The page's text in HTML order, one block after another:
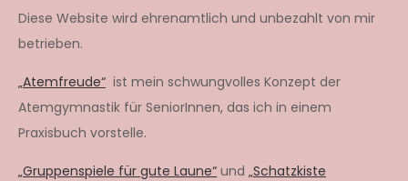
Diese Website wird ehrenamtlich und unbezahlt von mir
betrieben.
„Atemfreude“ ist mein schwungvolles Konzept der
Atemgymnastik für SeniorInnen, das ich in einem
Praxisbuch vorstelle.
„Gruppenspiele für gute Laune“ und „Schatzkiste